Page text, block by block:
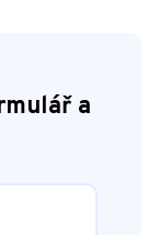
a